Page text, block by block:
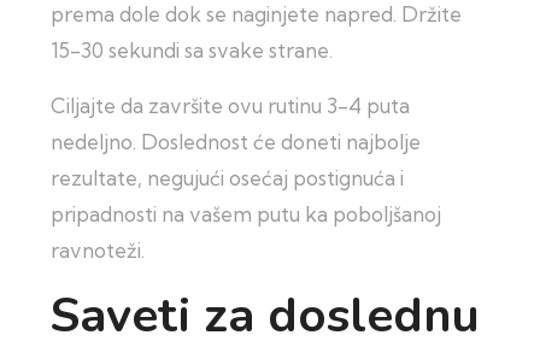
prema dole dok se naginjete napred. Držite
15-30 sekundi sa svake strane.
Ciljajte da završite ovu rutinu 3-4 puta
nedeljno. Doslednost će doneti najbolje
rezultate, negujući osećaj postignuća i
pripadnosti na vašem putu ka poboljšanoj
ravnoteži.
Saveti za doslednu